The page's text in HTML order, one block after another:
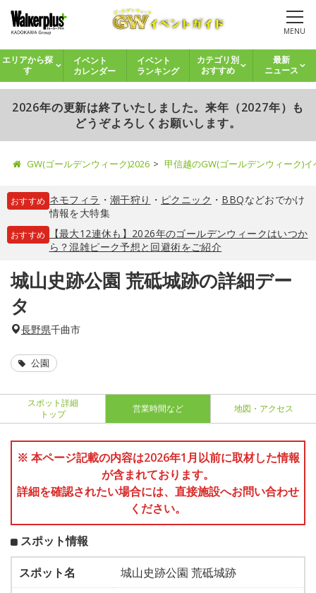
MENU
エリアから探
す
イベント
カレンダー
イベント
ランキング
カテゴリ別
おすすめ
最新
ニュース
2026年の更新は終了いたしました。来年（2027年）も
どうぞよろしくお願いします。
GW(ゴールデンウィーク)2026 甲信越のGW(ゴールデンウィーク)
おすすめ ネモフィラ ・ 潮干狩り ・ ピクニック ・ BBQなどおでかけ
情報を大特集
おすすめ
【最大12連休も】2026年のゴールデンウィークはいつか
ら？混雑ピーク予想と回避術をご紹介
城山史跡公園 荒砥城跡の詳細デー
タ
長野県千曲市
公園
スポット詳細
トップ
営業時間など 地図・アクセス
※ 本ページ記載の内容は2026年1月以前に取材した情報
が含まれております。
詳細を確認されたい場合には、直接施設へお問い合わせ
ください。
スポット情報
スポット名
城山史跡公園 荒砥城跡